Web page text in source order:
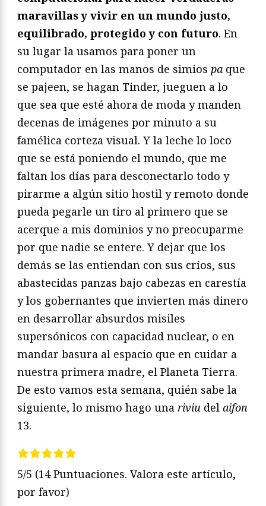
maravillas y vivir en un mundo justo,
equilibrado, protegido y con futuro. En
su lugar la usamos para poner un
computador en las manos de simios pa que
se pajeen, se hagan Tinder, jueguen a lo
que sea que esté ahora de moda y manden
decenas de imágenes por minuto a su
famélica corteza visual. Y la leche lo loco
que se está poniendo el mundo, que me
faltan los días para desconectarlo todo y
pirarme a algún sitio hostil y remoto donde
pueda pegarle un tiro al primero que se
acerque a mis dominios y no preocuparme
por que nadie se entere. Y dejar que los
demás se las entiendan con sus críos, sus
abastecidas panzas bajo cabezas en carestía
y los gobernantes que invierten más dinero
en desarrollar absurdos misiles
supersónicos con capacidad nuclear, o en
mandar basura al espacio que en cuidar a
nuestra primera madre, el Planeta Tierra.
De esto vamos esta semana, quién sabe la
siguiente, lo mismo hago una riviu del aifon
13.
5/5 (14 Puntuaciones. Valora este artículo,
por favor)